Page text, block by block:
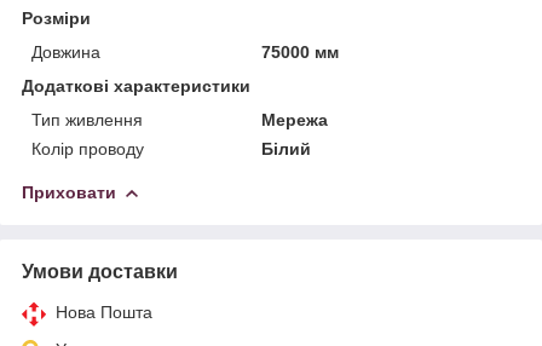
Розміри
Довжина
75000 мм
Додаткові характеристики
Тип живлення
Мережа
Колір проводу
Білий
Приховати
Умови доставки
Нова Пошта